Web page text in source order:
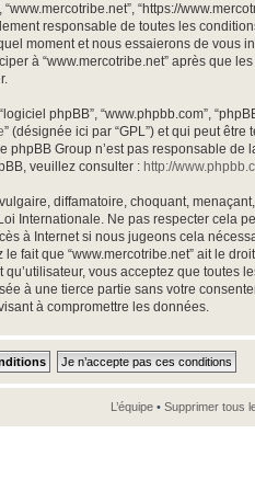
“https://
responsable de toutes les
moment et nous essaierons de vous
à “www.mercotribe.net” après que
phpBB”, “www.phpbb.com”,
” (désignée ici par “GPL”) et qui peut être
Group n’est pas responsable
veuillez consulter : http://
diffamatoire, choquant,
Internationale. Ne pas respecter cela
à Internet si nous jugeons cela
fait que “www.mercotribe.net” ait le
vous acceptez que toutes
à une tierce partie sans votre
à compromettre les données.
L’équipe • Supprimer tous